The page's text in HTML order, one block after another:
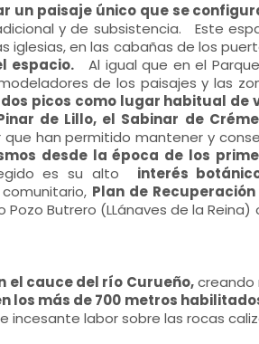
paisaje único que se
y de subsistencia. Este
iglesias, en las cabañas de los
espacio.Al igual que en el
de los paisajes y las
picos como lugar habitual de
de Lillo, el Sabinar de
han permitido mantener y
desde la época de los
es su alto interés
Plan de
Butrero (LLánaves de la
el cauce del río Curueño,creando
los más de 700 metros
incesante labor sobre las rocas